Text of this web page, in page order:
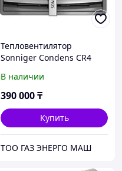
Тепловентилятор
Sonniger Condens CR4
В наличии
390 000₸
Купить
ТОО ГАЗ ЭНЕРГО МАШ